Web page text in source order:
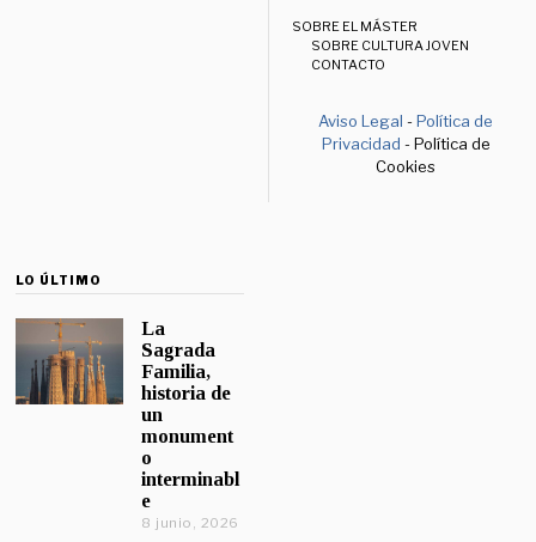
SOBRE EL MÁSTER
SOBRE CULTURA JOVEN
CONTACTO
Aviso Legal -Política de
Privacidad - Política de
Cookies
LO ÚLTIMO
La
Sagrada
Familia,
historia de
un
monument
o
interminabl
e
8 junio, 2026